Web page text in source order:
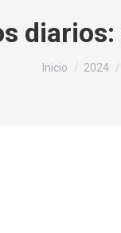
diarios:
Estás aquí:
Inicio 2024